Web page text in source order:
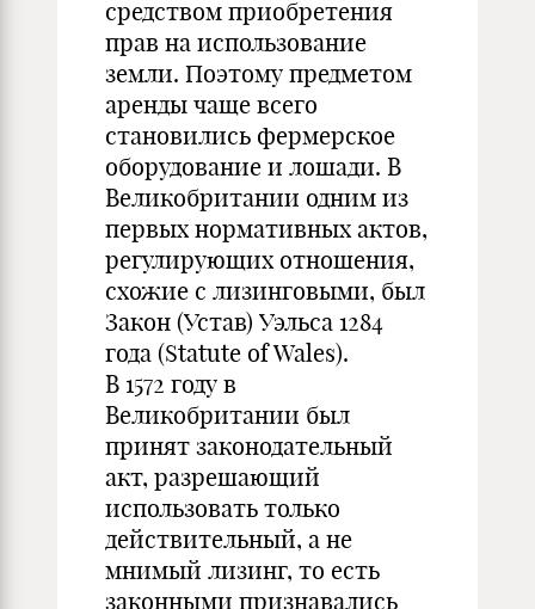
средством приобретения
прав на использование
земли. Поэтому предметом
аренды чаще всего
становились фермерское
оборудование и лошади. В
Великобритании одним из
первых нормативных актов,
регулирующих отношения,
схожие с лизинговыми, был
Закон (Устав) Уэльса 1284
года (Statute of Wales).
В 1572 году в
Великобритании был
принят законодательный
акт, разрешающий
использовать только
действительный, а не
мнимый лизинг, то есть
законными признавались